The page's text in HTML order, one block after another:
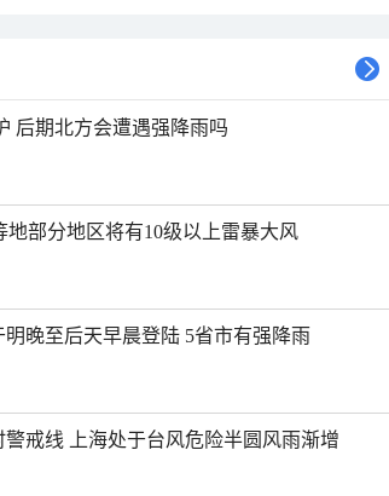
后期北方会遭遇强降雨吗
部分地区将有10级以上雷暴大风
晚至后天早晨登陆 5省市有强降雨
警戒线 上海处于台风危险半圆风雨渐增